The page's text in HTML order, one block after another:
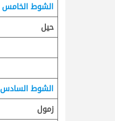
الشوط الخامس
حيل
الشوط السادس
زمول